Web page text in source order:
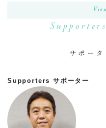
サポー
Supporters サポーター